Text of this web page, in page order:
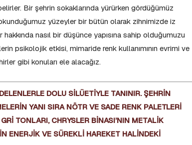
Bir şehrin sokaklarında yürürken gördüğümüz
yüzeyler bir bütün olarak zihnimizde iz
nasıl bir düşünce yapısına sahip olduğumuzu
psikolojik etkisi, mimaride renk kullanımının evrimi ve
gibi konuları ele alacağız.
DOLU SİLÜETİYLE TANINIR. ŞEHRİN
YANI SIRA NÖTR VE SADE RENK PALETLERİ
TONLARI, CHRYSLER BİNASI’NIN METALİK
ENERJİK VE SÜREKLİ HAREKET HALİNDEKİ